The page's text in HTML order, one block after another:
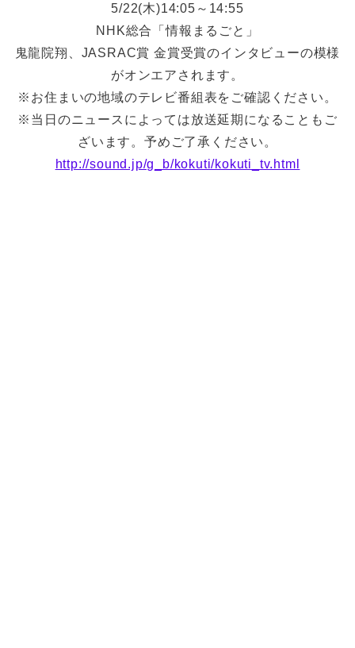
5/22(木)14:05～14:55
NHK総合「情報まるごと」
鬼龍院翔、JASRAC賞 金賞受賞のインタビューの模様
がオンエアされます。
※お住まいの地域のテレビ番組表をご確認ください。
※当日のニュースによっては放送延期になることもご
ざいます。予めご了承ください。
http://sound.jp/g_b/kokuti/kokuti_tv.html